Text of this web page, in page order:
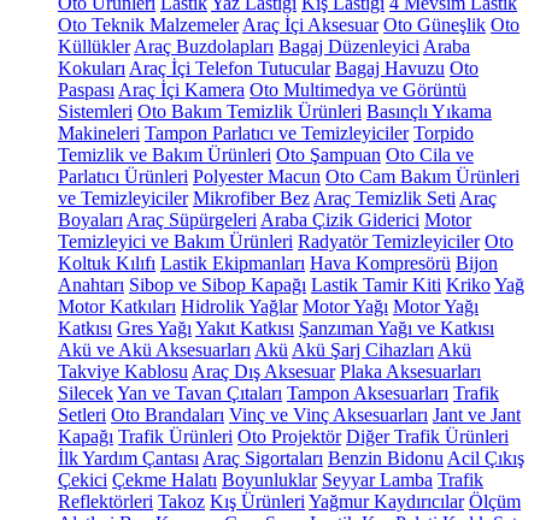
Oto Teknik Malzemeler Araç İçi Aksesuar Oto Güneşlik Oto
Küllükler Araç Buzdolapları Bagaj Düzenleyici Araba
Kokuları Araç İçi Telefon Tutucular Bagaj Havuzu Oto
Paspası Araç İçi Kamera Oto Multimedya ve Görüntü
Sistemleri Oto Bakım Temizlik Ürünleri Basınçlı Yıkama
Makineleri Tampon Parlatıcı ve Temizleyiciler Torpido
Temizlik ve Bakım Ürünleri Oto Şampuan Oto Cila ve
Parlatıcı Ürünleri Polyester Macun Oto Cam Bakım Ürünleri
ve Temizleyiciler Mikrofiber Bez Araç Temizlik Seti Araç
Boyaları Araç Süpürgeleri Araba Çizik Giderici Motor
Temizleyici ve Bakım Ürünleri Radyatör Temizleyiciler Oto
Koltuk Kılıfı Lastik Ekipmanları Hava Kompresörü Bijon
Anahtarı Sibop ve Sibop Kapağı Lastik Tamir Kiti KrikoYağ
Motor Katkıları Hidrolik Yağlar Motor Yağı Motor Yağı
Katkısı Gres Yağı Yakıt Katkısı Şanzıman Yağı ve Katkısı
Akü ve Akü Aksesuarları Akü Akü Şarj Cihazları Akü
Takviye Kablosu Araç Dış Aksesuar Plaka Aksesuarları
SilecekYan ve Tavan Çıtaları Tampon Aksesuarları Trafik
Setleri Oto Brandaları Vinç ve Vinç Aksesuarları Jant ve Jant
Kapağı Trafik Ürünleri Oto Projektör Diğer Trafik Ürünleri
İlk Yardım Çantası Araç Sigortaları Benzin Bidonu Acil Çıkış
Çekici Çekme Halatı Boyunluklar Seyyar Lamba Trafik
Reflektörleri Takoz Kış Ürünleri Yağmur Kaydırıcılar Ölçüm